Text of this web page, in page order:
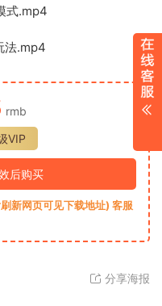
式.mp4
法.mp4
rmb
VIP
后购买
新网页可见下载地址) 客服
分享海报